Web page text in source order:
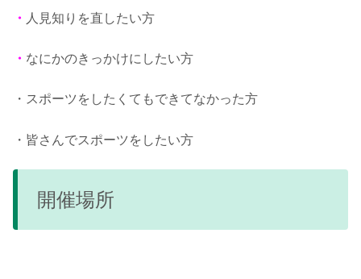
・ 人見知りを直したい方
・ なにかのきっかけにしたい方
・スポーツをしたくてもできてなかった方
・皆さんでスポーツをしたい方
開催場所